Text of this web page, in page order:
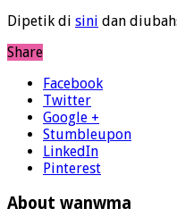
Dipetik di sini dan
Share
Facebook
Twitter
Google +
Stumbleupon
LinkedIn
Pinterest
About wanwma